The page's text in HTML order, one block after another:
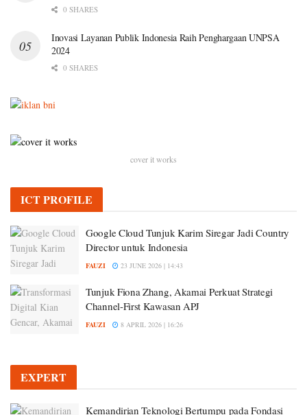
0 SHARES
Inovasi Layanan Publik Indonesia Raih Penghargaan UNPSA
2024
0 SHARES
cover it works
ICT PROFILE
Google Cloud Tunjuk Karim Siregar Jadi Country
Director untuk Indonesia
FAUZI 23 JUNE 2026 | 14:43
Tunjuk Fiona Zhang, Akamai Perkuat Strategi
Channel-First Kawasan APJ
FAUZI 8 APRIL 2026 | 16:26
EXPERT
Kemandirian Teknologi Bertumpu pada Fondasi